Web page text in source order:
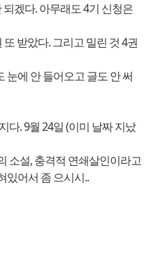
겠다. 아무래도 4기 신청은
받았다. 그리고 밀린 것 4권
눈에 안 들어오고 글도 안 써
다. 9월 24일 (이미 날짜 지났
소설, 충격적 연쇄살인이라고
있어서 좀 으시시..